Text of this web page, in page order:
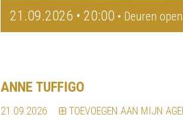
21.09.2026 • 20:00 • Deuren
ANNE TUFFIGO
21.09.2026 TOEVOEGEN AAN MIJN